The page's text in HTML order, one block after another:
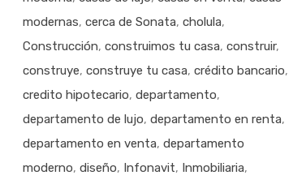
modernas, cerca de Sonata, cholula,
Construcción, construimos tu casa, construir,
construye, construye tu casa, crédito bancario,
credito hipotecario, departamento,
departamento de lujo, departamento en renta,
departamento en venta, departamento
moderno, diseño, Infonavit, Inmobiliaria,